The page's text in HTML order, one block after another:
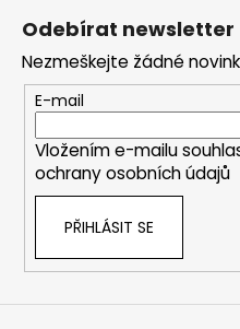
Odebírat newsletter
Nezmeškejte žádné
E-mail
Vložením e-mailu
ochrany osobních údajů
PŘIHLÁSIT SE